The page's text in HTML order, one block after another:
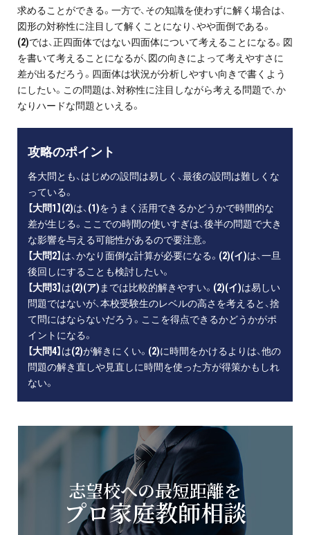
求めることができる。一方で、その知識を使わずに解く場合は、
図形の対称性に注目して解くことになり、やや面倒である。
(2)では、正四面体ではない四面体について考えることになる。図
を書いて考えることになるが、図の向きによって考えやすさに
差が出るだろう。四面体は状況が分析しやすい向きで書くよう
にしたい。この問題は、対称性に注目しながら考える問題で、か
なりハードな問題といえる。
攻略のポイント
各大問とも、はじめの設問は易しく、最後の設問は難しくな
っている。
【大問1】(2)は、 (1)をうまく活用できるかどうかで時間的な
差が生じる。ここでの時間の使いすぎは、後半の問題で大き
な影響を与える可能性があるので要注意。
【大問2】 は、かなり面倒な計算が必要になる。 (2)(イ)は、一旦
後回しにすることも検討したい。
【大問3】 は(2)(ア) までは比較的解きやすい。 (2)(イ)は易しい
問題ではないが、本校受験生のレベルの高さを考えると、捨
て問にはならないだろう。ここを得点できるかどうかがポ
イントになる。
【大問4】 は(2)が解きにくい。 (2)に時間をかけるよりは、他の
問題の解き直しや見直しに時間を使った方が得策かもしれ
ない。
志望校への最短距離を
プロ家庭教師相談